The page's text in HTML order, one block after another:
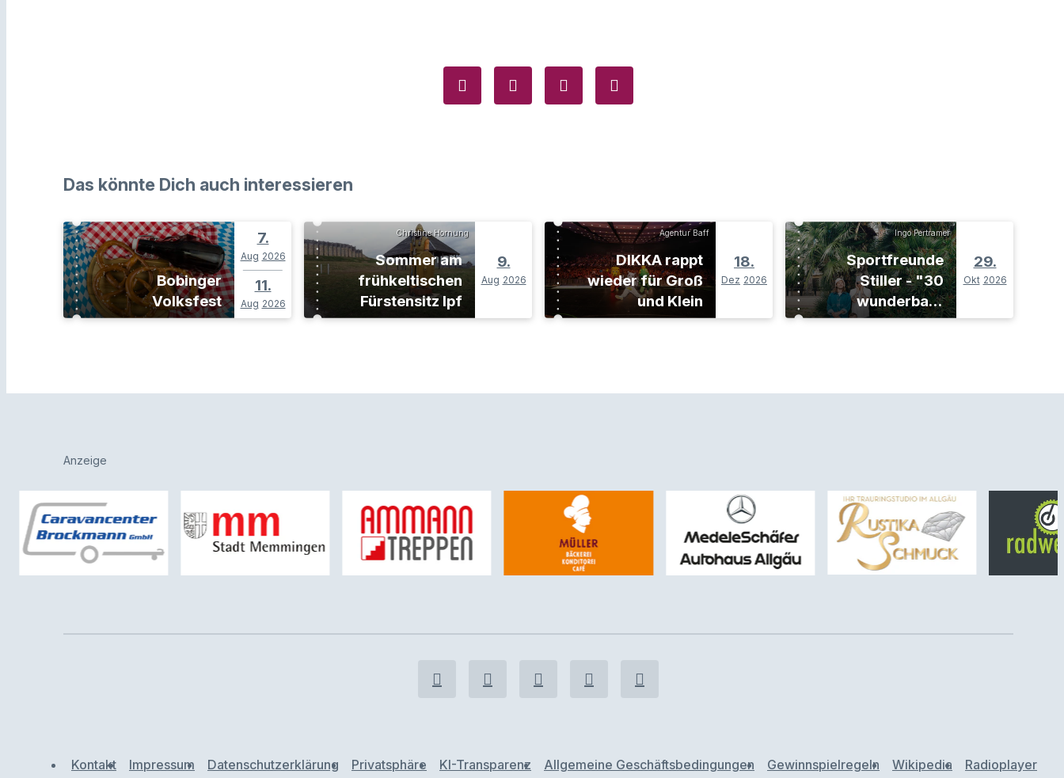
Das könnte Dich auch interessieren
Bobinger
Volksfest
7.
Aug 2026
11.
Aug 2026
Christine Hornung
Sommer am
frühkeltischen
Fürstensitz Ipf
9.
Aug 2026
Agentur Baff
DIKKA rappt
wieder für Groß
und Klein
18.
Dez 2026
Ingo Pertramer
Sportfreunde
Stiller - "30
wunderbare
Jahre"-Tour
29.
Okt 2026
Anzeige
Kontakt Impressum Datenschutzerklärung Privatsphäre KI-Transparenz Allgemeine Geschäftsbedingungen Gewinnspielregeln Wikipedia Radioplayer